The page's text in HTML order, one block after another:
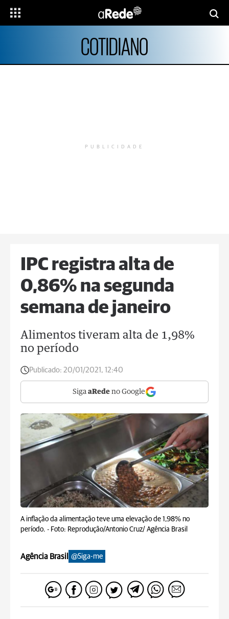
COTIDIANO
PUBLICIDADE
IPC registra alta de
0,86% na segunda
semana de janeiro
Alimentos tiveram alta de 1,98%
no período
Publicado: 20/01/2021, 12:40
Siga aRede no Google
A inflação da alimentação teve uma elevação de 1,98% no
período. - Foto: Reprodução/Antonio Cruz/ Agência Brasil
Agência Brasil @Siga-me